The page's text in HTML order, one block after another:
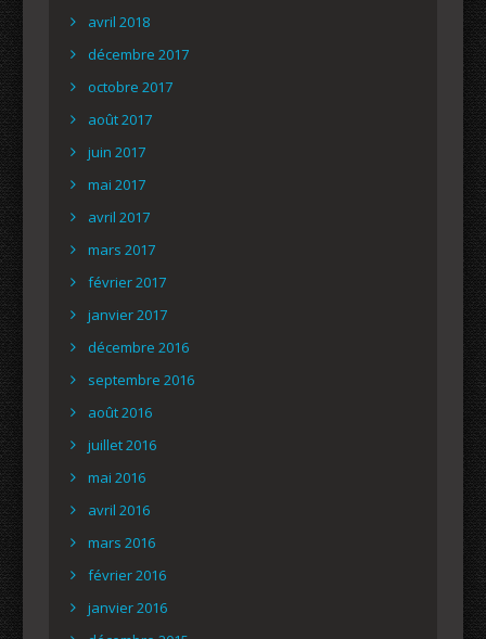
avril 2018
décembre 2017
octobre 2017
août 2017
juin 2017
mai 2017
avril 2017
mars 2017
février 2017
janvier 2017
décembre 2016
septembre 2016
août 2016
juillet 2016
mai 2016
avril 2016
mars 2016
février 2016
janvier 2016